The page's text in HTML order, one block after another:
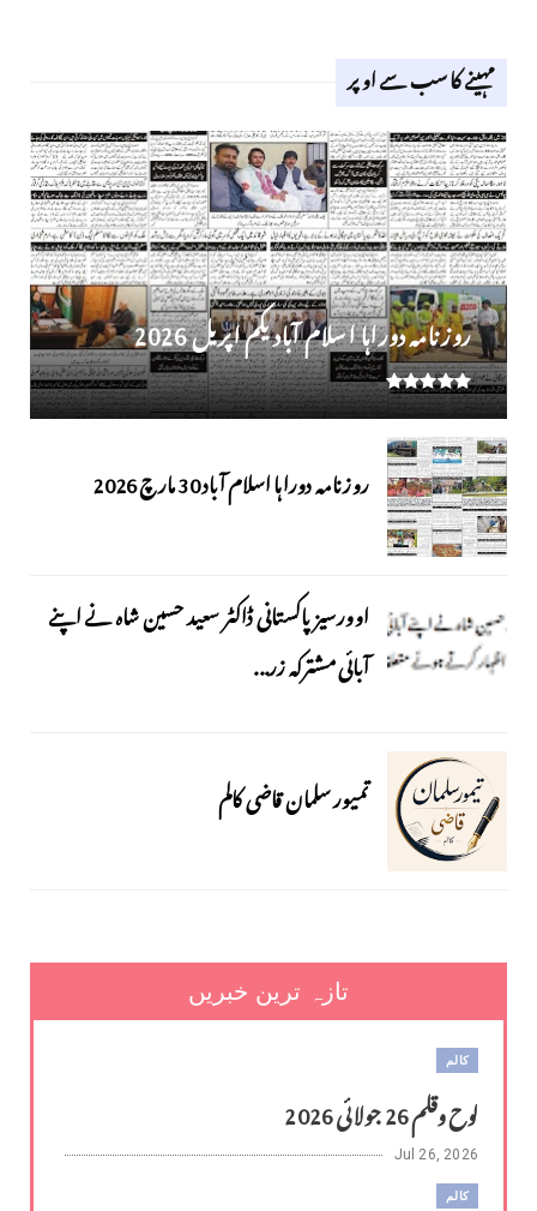
مہینے کا سب سے اوپر
روز نامہ دوراہا اسلام آباد یکم اپریل 2026
روزنامہ دوراہا اسلام آباد 30 مارچ 2026
اوورسیز پاکستانی ڈاکٹر سعید حسین شاہ نے اپنے
آبائی مشترکہ زر...
تمیور سلمان قاضی کالم
تازہ ترین خبریں
کالم
لوح وقلم 26 جولائی 2026
Jul 26, 2026
کالم